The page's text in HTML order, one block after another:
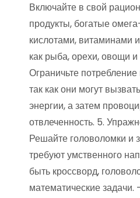
Включайте в свой
продукты, богатые
кислотами, витаминами
как рыба, орехи, овощи
Ограничьте
так как они могут
энергии, а затем
отвлеченность. 5.
Решайте головоломки и
требуют умственного
быть кроссворд,
математические задачи.